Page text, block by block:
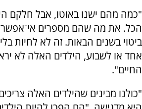
"כמה מהם ישנו באוטו, אבל חלקם
הכל. את מה שהם מספרים אי־אפשר
ביטוי בשנים הבאות. זה לא לחיות
אחד או לשבוע, הילדים האלה לא
החיים".
"כולנו מבינים שהילדים האלה